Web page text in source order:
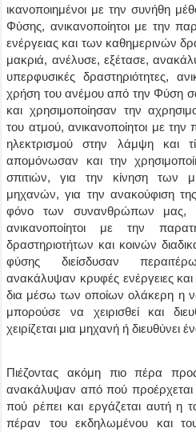
ικανοποιημένοι με την συνήθη
Φύσης, ανικανοποίητοι με την
ενέργειας και των καθημερινών
μακριά, ανέλυσε, εξέτασε,
υπερφυσικές δραστηριότητες,
χρήση του ανέμου από την Φύση
και χρησιμοποίησαν την
του ατμού, ανικανοποίητοι με
ηλεκτρισμού στην λάμψη και
απομόνωσαν και την
σπιτιών, για την κίνηση των
μηχανών, για την ανακούφιση
φόνο των συνανθρώπων μας,
ανικανοποίητοι με την
δραστηριοτήτων και κοινών
φύσης διείσδυσαν
ανακάλυψαν κρυφές ενέργειες
δια μέσω των οποίων ολάκερη η
μπορούσε να χειρισθεί και
χειρίζεται μια μηχανή ή διευθύνει
Πιέζοντας ακόμη πιο πέρα
ανακάλυψαν από πού προέρχεται
πού ρέπει και εργάζεται αυτή η
πέραν του εκδηλωμένου και